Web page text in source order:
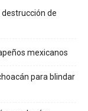
de
mexicanos
para blindar